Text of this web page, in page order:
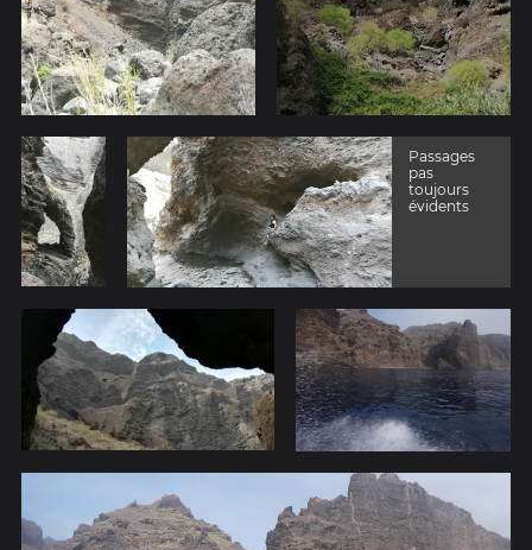
Passages
pas
toujours
évidents